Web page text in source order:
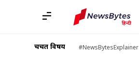
चर्चित विषय #NewsBytesExplainer